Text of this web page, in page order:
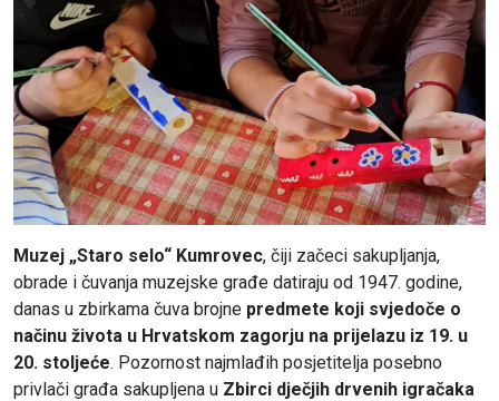
Muzej „Staro selo“ Kumrovec, čiji začeci sakupljanja,
obrade i čuvanja muzejske građe datiraju od 1947. godine,
danas u zbirkama čuva brojne predmete koji svjedoče o
načinu života u Hrvatskom zagorju na prijelazu iz 19. u
20. stoljeće. Pozornost najmlađih posjetitelja posebno
privlači građa sakupljena u Zbirci dječjih drvenih igračaka